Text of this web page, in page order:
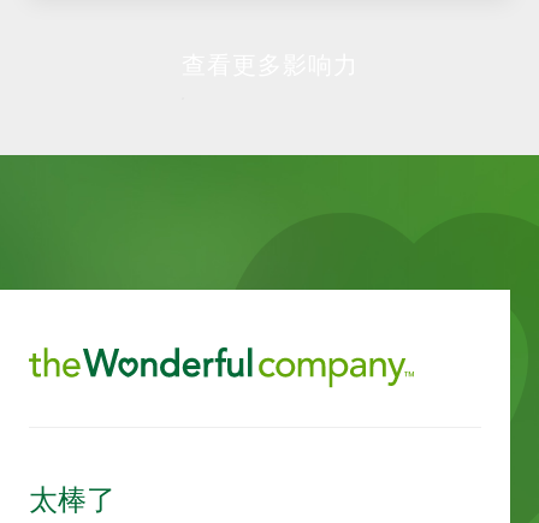
太棒了